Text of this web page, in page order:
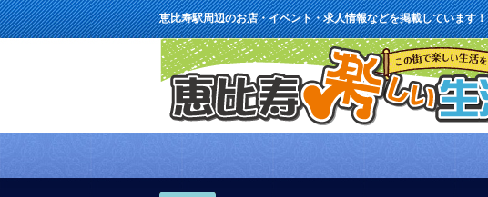
恵比寿駅周辺のお店・イベント・求人情報などを掲載しています！